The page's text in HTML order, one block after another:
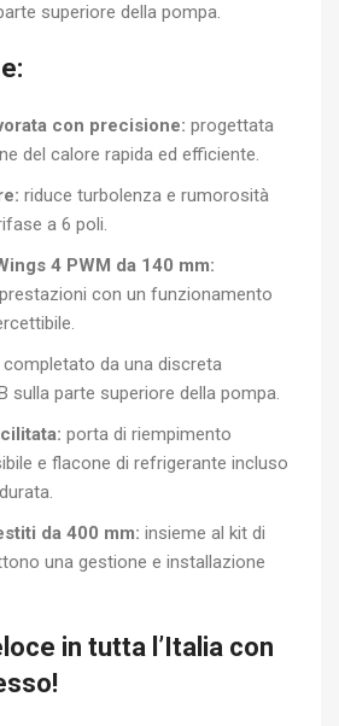
superiore della pompa.
con precisione: progettata
del calore rapida ed efficiente.
riduce turbolenza e rumorosità
a 6 poli.
4 PWM da 140 mm:
con un funzionamento
completato da una discreta
sulla parte superiore della pompa.
porta di riempimento
e flacone di refrigerante incluso
da 400 mm: insieme al kit di
una gestione e installazione
in tutta l’Italia con